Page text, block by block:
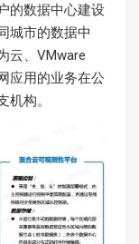
的数据中心建设
城市的数据中
云、VMware
应用的业务在公
构。